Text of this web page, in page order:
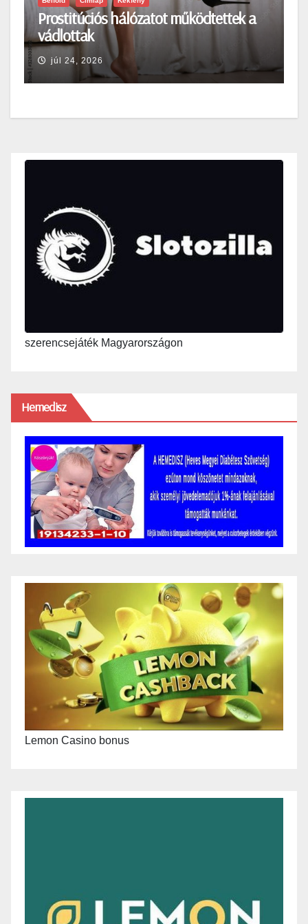
Prostitúciós hálózatot működtettek a
vádlottak
júl 24, 2026
szerencsejáték Magyarországon
Hemedisz
Lemon Casino bonus